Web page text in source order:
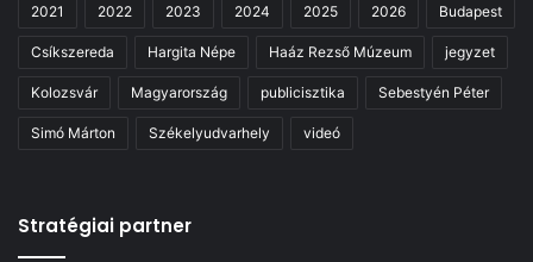
2021 2022 2023 2024 2025 2026 Budapest
Csíkszereda Hargita Népe Haáz Rezső Múzeum jegyzet
Kolozsvár Magyarország publicisztika Sebestyén Péter
Simó Márton Székelyudvarhely videó
Stratégiai partner